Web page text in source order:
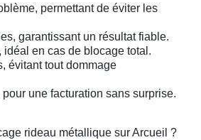
permettant de éviter les
garantissant un résultat fiable.
idéal en cas de blocage total.
évitant tout dommage
une facturation sans surprise.
rideau métallique sur Arcueil ?